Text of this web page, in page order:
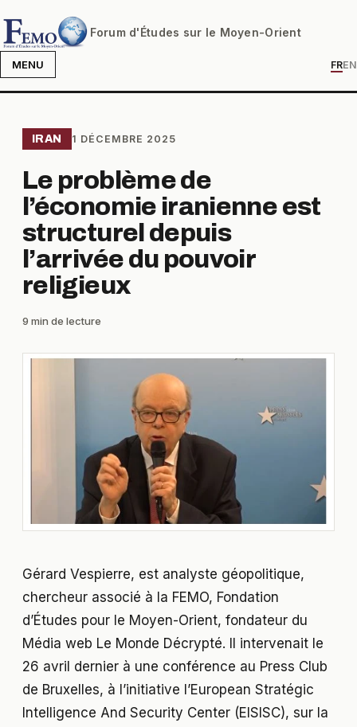
Forum d'Études sur le Moyen-Orient
MENU FREN
IRAN 1 DÉCEMBRE 2025
Le problème de
l’économie iranienne est
structurel depuis
l’arrivée du pouvoir
religieux
9 min de lecture
Gérard Vespierre, est analyste géopolitique,
chercheur associé à la FEMO, Fondation
d’Études pour le Moyen-Orient, fondateur du
Média web Le Monde Décrypté. Il intervenait le
26 avril dernier à une conférence au Press Club
de Bruxelles, à l’initiative l’European Stratégic
Intelligence And Security Center (EISISC), sur la